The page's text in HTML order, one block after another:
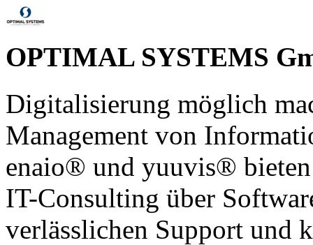
OPTIMAL SYSTEMS
Digitalisierung möglich
Management von
enaio® und yuuvis®
IT-Consulting über
verlässlichen Support und